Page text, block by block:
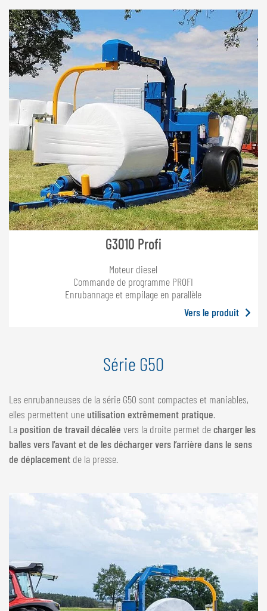
G3010 Profi
Moteur diesel
Commande de programme PROFI
Enrubannage et empilage en parallèle
Vers le produit
Série G50
Les enrubanneuses de la série G50 sont compactes et maniables,
elles permettent une utilisation extrêmement pratique.
La position de travail décalée vers la droite permet decharger les
balles vers l’avant et de les décharger vers l’arrière dans le sens
de déplacement de la presse.